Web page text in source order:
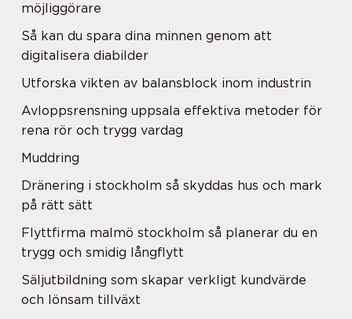
möjliggörare
Så kan du spara dina minnen genom att
digitalisera diabilder
Utforska vikten av balansblock inom industrin
Avloppsrensning uppsala effektiva metoder för
rena rör och trygg vardag
Muddring
Dränering i stockholm så skyddas hus och mark
på rätt sätt
Flyttfirma malmö stockholm så planerar du en
trygg och smidig långflytt
Säljutbildning som skapar verkligt kundvärde
och lönsam tillväxt